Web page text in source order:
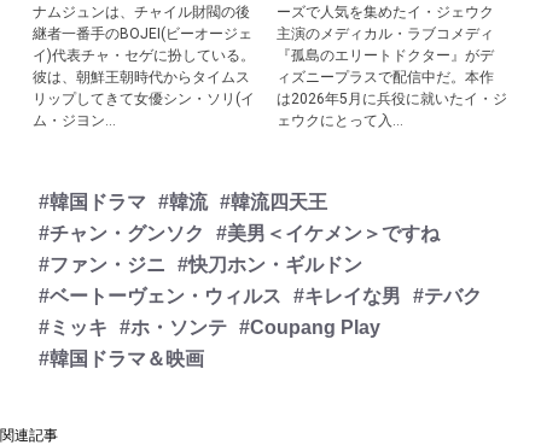
ナムジュンは、チャイル財閥の後
継者一番手のBOJEI(ビーオージェ
イ)代表チャ・セゲに扮している。
彼は、朝鮮王朝時代からタイムス
リップしてきて女優シン・ソリ(イ
ム・ジヨン...
ーズで人気を集めたイ・ジェウク
主演のメディカル・ラブコメディ
『孤島のエリートドクター』がデ
ィズニープラスで配信中だ。本作
は2026年5月に兵役に就いたイ・ジ
ェウクにとって入...
#韓国ドラマ #韓流 #韓流四天王
#チャン・グンソク
#美男＜イケメン＞ですね
#ファン・ジニ
#快刀ホン・ギルドン
#ベートーヴェン・ウィルス
#キレイな男
#テバク
#ミッキ
#ホ・ソンテ #Coupang Play
#韓国ドラマ＆映画
関連記事